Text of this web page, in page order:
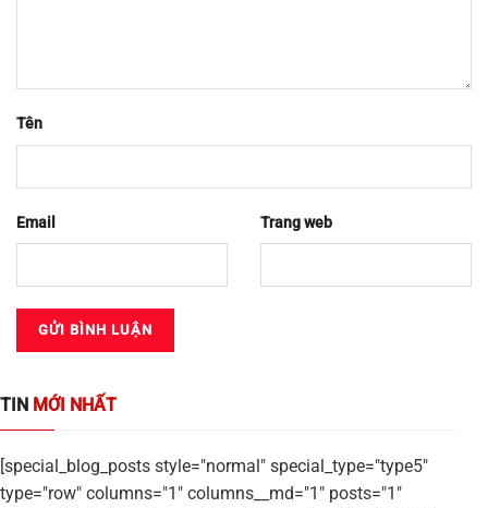
Tên
Email Trang web
TIN MỚI NHẤT
[special_blog_posts style="normal" special_type="type5"
type="row" columns="1" columns__md="1" posts="1"